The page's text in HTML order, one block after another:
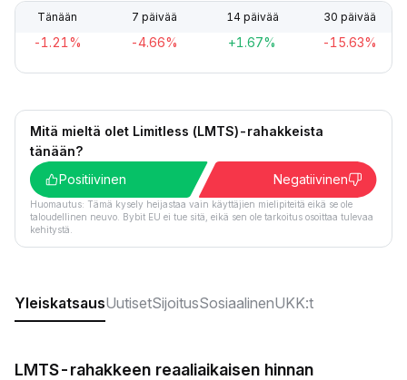
Tänään 7 päivää 14 päivää 30 päivää
-1.21% -4.66% +1.67% -15.63%
Mitä mieltä olet Limitless (LMTS)-rahakkeista
tänään?
Positiivinen
Negatiivinen
Huomautus: Tämä kysely heijastaa vain käyttäjien mielipiteitä eikä se ole
taloudellinen neuvo. Bybit EU ei tue sitä, eikä sen ole tarkoitus osoittaa tulevaa
kehitystä.
YleiskatsausUutisetSijoitusSosiaalinenUKK:t
LMTS-rahakkeen reaaliaikaisen hinnan